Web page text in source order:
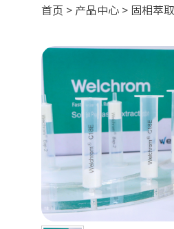
首页 > 产品中心 > 固相萃